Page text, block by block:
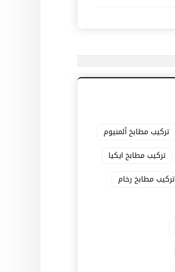
تركيب مطابخ ألمنيوم
تركيب مطابخ ايكيا
تركيب مطابخ رخام